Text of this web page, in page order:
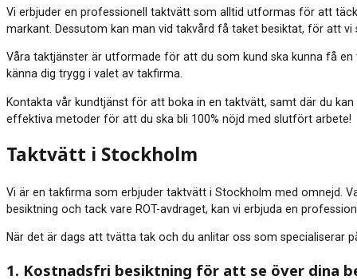
Vi erbjuder en professionell taktvätt som alltid utformas för att
markant. Dessutom kan man vid takvård få taket besiktat, för att
Våra taktjänster är utformade för att du som kund ska kunna få
känna dig trygg i valet av takfirma.
Kontakta vår kundtjänst för att boka in en taktvätt, samt där du
effektiva metoder för att du ska bli 100% nöjd med slutfört arbete!
Taktvätt i Stockholm
Vi är en takfirma som erbjuder taktvätt i Stockholm med omnejd.
besiktning och tack vare ROT-avdraget, kan vi erbjuda en
När det är dags att tvätta tak och du anlitar oss som specialiserar
1. Kostnadsfri besiktning för att se över dina